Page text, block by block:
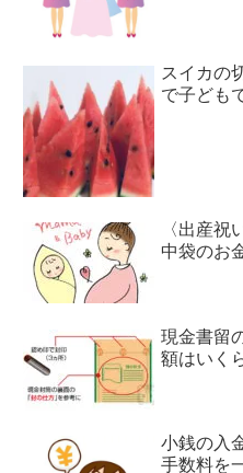
スイカの
で子ども
〈出産祝
中袋のお
現金書留
額はいく
小銭の入
手数料を